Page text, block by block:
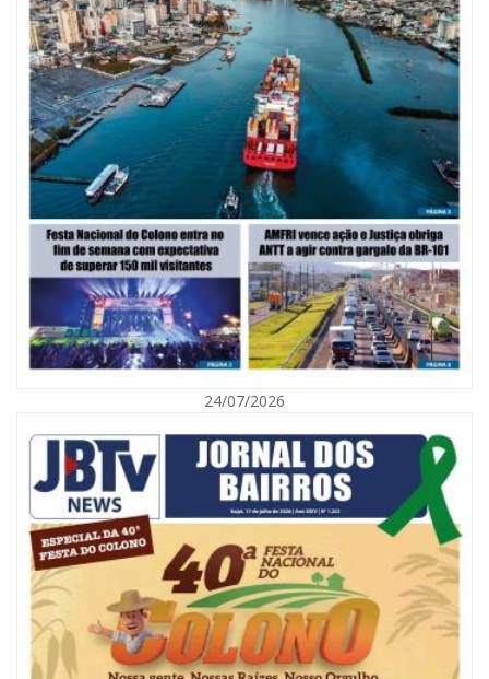
06/08/2026 | 10:02
Audiência pública debate Programa Municipal de Habitação de Interesse
Social em Itajaí
24/07/2026